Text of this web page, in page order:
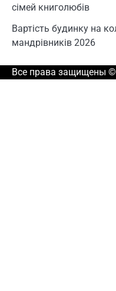
сімей книголюбів
Вартість будинку на
мандрівників 2026
Все права защищены